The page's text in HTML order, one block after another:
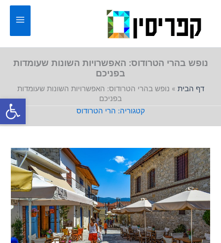
פתח
נופש בהרי הטרודוס: האפשרויות השונות שעומדות
בפניכם
דף הבית » נופש בהרי הטרודוס: האפשרויות השונות שעומדות
בפניכם
הרי הטרודוס